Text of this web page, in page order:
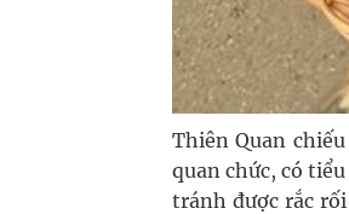
Thiên Quan
quan chức, có
tránh được rắc